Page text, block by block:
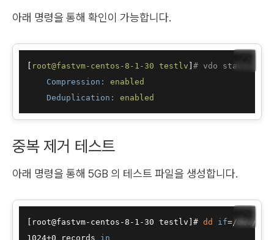
아래 명령을 통해 확인이 가능합니다.
[ root@fastvm-centos-8-1-30 testlv ] # vdo status |
Compression:
enabled
Deduplication:
enabled
중복 제거 테스트
아래 명령을 통해 5GB 의 테스트 파일을 생성합니다.
[root@fastvm-centos-8-1-30 testlv]# dd if=/dev/
1024+0 records in
📋